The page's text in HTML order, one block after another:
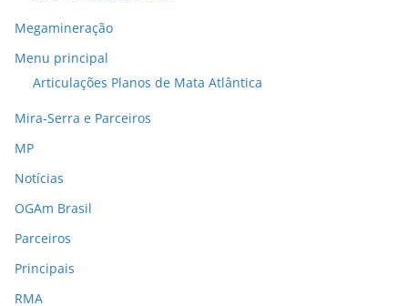
Megamineração
Menu principal
Articulações Planos de Mata Atlântica
Mira-Serra e Parceiros
MP
Notícias
OGAm Brasil
Parceiros
Principais
RMA